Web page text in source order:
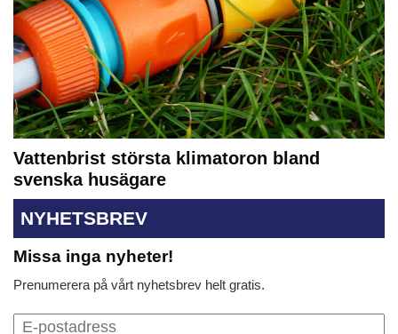
Vattenbrist största klimatoron bland
svenska husägare
NYHETSBREV
Missa inga nyheter!
Prenumerera på vårt nyhetsbrev helt gratis.